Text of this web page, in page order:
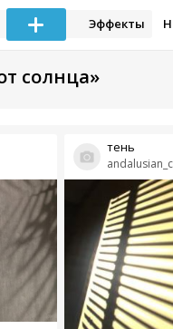
Эффекты
солнца»
тень